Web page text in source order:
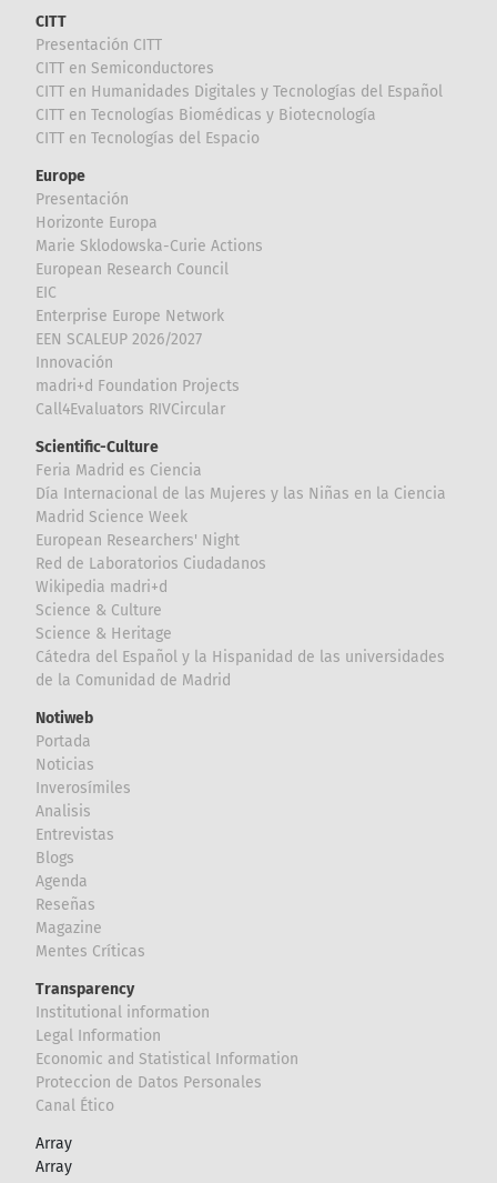
CITT
Presentación CITT
CITT en Semiconductores
CITT en Humanidades Digitales y Tecnologías del Español
CITT en Tecnologías Biomédicas y Biotecnología
CITT en Tecnologías del Espacio
Europe
Presentación
Horizonte Europa
Marie Sklodowska-Curie Actions
European Research Council
EIC
Enterprise Europe Network
EEN SCALEUP 2026/2027
Innovación
madri+d Foundation Projects
Call4Evaluators RIVCircular
Scientific-Culture
Feria Madrid es Ciencia
Día Internacional de las Mujeres y las Niñas en la Ciencia
Madrid Science Week
European Researchers' Night
Red de Laboratorios Ciudadanos
Wikipedia madri+d
Science & Culture
Science & Heritage
Cátedra del Español y la Hispanidad de las universidades
de la Comunidad de Madrid
Notiweb
Portada
Noticias
Inverosímiles
Analisis
Entrevistas
Blogs
Agenda
Reseñas
Magazine
Mentes Críticas
Transparency
Institutional information
Legal Information
Economic and Statistical Information
Proteccion de Datos Personales
Canal Ético
Array
Array